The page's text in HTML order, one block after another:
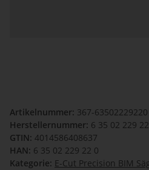
Artikelnummer: 367-63502229220
Herstellernummer: 6 35 02 229
GTIN: 4014586408637
HAN: 6 35 02 229 22 0
Kategorie: E-Cut Precision BIM